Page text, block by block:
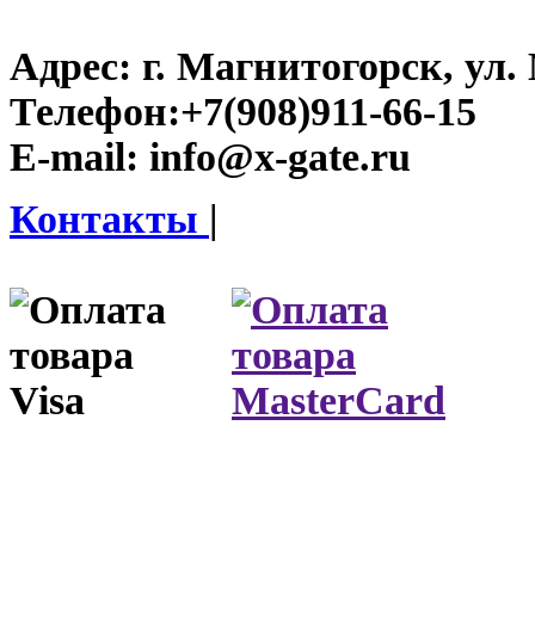
Адрес: г. Магнитогорск, ул.
Телефон:+7(908)911-66-15
E-mail: info@x-gate.ru
Контакты |